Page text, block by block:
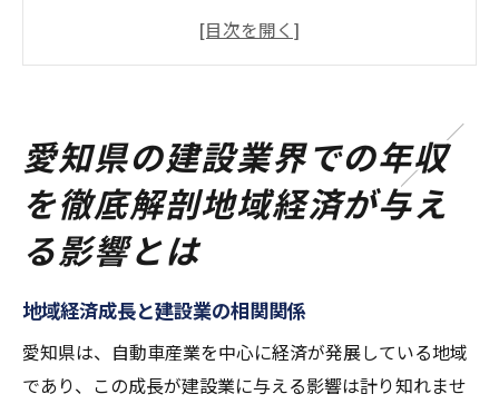
愛知県の建設業年収の平均値を探る
愛知県建設業界の年収推移と未来予測
未経験者でも安心愛知県建設業の給与事情とキ
ャリアアップの方法
未経験者が愛知県建設業で働くメリット
愛知県建設業界での初任給の実態
キャリアアップを目指すためのステップ
未経験者のキャリア構築に必要なスキル
愛知県の建設業界での年収
を徹底解剖地域経済が与え
る影響とは
地域経済成長と建設業の相関関係
愛知県は、自動車産業を中心に経済が発展している地域
であり、この成長が建設業に与える影響は計り知れませ